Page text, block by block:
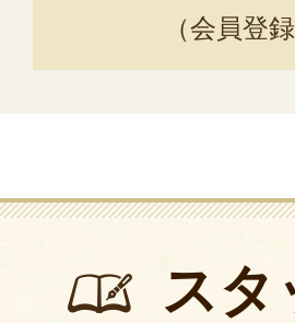
（会員登
スタ